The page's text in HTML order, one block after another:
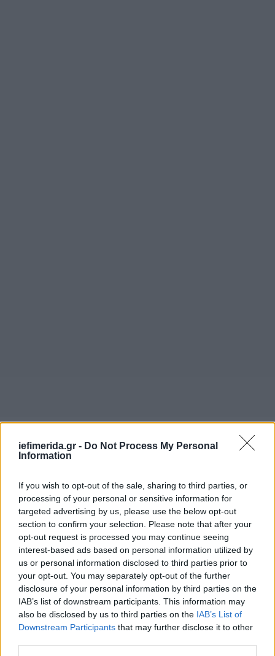
iefimerida.gr - Do Not Process My Personal
Information
If you wish to opt-out of the sale, sharing to third parties, or
processing of your personal or sensitive information for
targeted advertising by us, please use the below opt-out
section to confirm your selection. Please note that after your
opt-out request is processed you may continue seeing
interest-based ads based on personal information utilized by
us or personal information disclosed to third parties prior to
your opt-out. You may separately opt-out of the further
disclosure of your personal information by third parties on the
IAB’s list of downstream participants. This information may
also be disclosed by us to third parties on the IAB’s List of
Downstream Participants that may further disclose it to other
Σε αυτό το πλαίσιο επανέλαβε και τη σημασία
περαιτέρω ενίσχυσης των σχέσεων της Ουκρανίας
σύνδεσης και μετέφερε στον κ. Ποροσένκο το
μήνυμα από την πλευρά της Κομισιόν ότι υπάρχει
πρόοδος σε ό,τι αφορά το θέμα της απελευθέρωσης
των θεωρήσεων για Ουκρανούς πολίτες.
ΚΚΕ: Το καθεστώς της Ουκρανίας αναδείχθηκε
μέσα από πραξικοπηματικές ενέργειες
Έντονη κριτική στον πρωθυπουργό για την
επίσκεψή του στην Ουκρανία ασκεί το ΚΚΕ.Με